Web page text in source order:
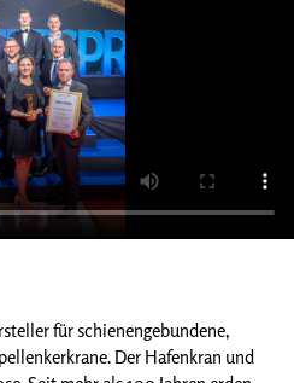
für schienengebundene,
Der Hafenkran und